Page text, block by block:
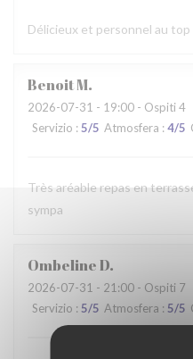
Délicieux et personnel au top
BenoitM
2026-07-31 - 19:00 - Ospiti 4
Servizio : 5/5 Atmosfera : 4/5
Très aréable repas en
sympa
OmbelineD
2026-07-31 - 21:00 - Ospiti 7
Servizio : 5/5 Atmosfera : 5/5